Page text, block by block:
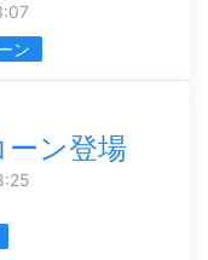
ン
ン登場